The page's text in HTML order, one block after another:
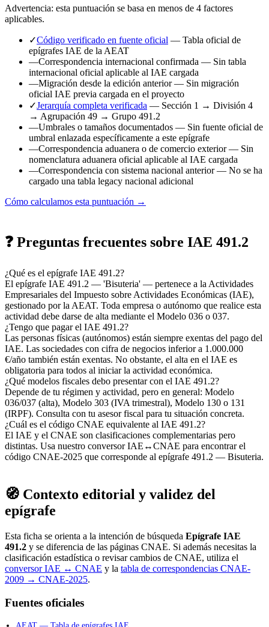
Advertencia: esta puntuación se basa en menos de 4 factores
aplicables.
✓Código verificado en fuente oficial — Tabla oficial de
epígrafes IAE de la AEAT
—Correspondencia internacional confirmada — Sin tabla
internacional oficial aplicable al IAE cargada
—Migración desde la edición anterior— Sin migración
oficial IAE previa cargada en el proyecto
✓Jerarquía completa verificada — Sección 1 → División 4
→ Agrupación 49 → Grupo 491.2
—Umbrales o tamaños documentados — Sin fuente oficial de
umbral enlazada específicamente a este epígrafe
—Correspondencia aduanera o de comercio exterior— Sin
nomenclatura aduanera oficial aplicable al IAE cargada
—Correspondencia con sistema nacional anterior— No se ha
cargado una tabla legacy nacional adicional
Cómo calculamos esta puntuación →
❓ Preguntas frecuentes sobre IAE 491.2
¿Qué es el epígrafe IAE 491.2?
El epígrafe IAE 491.2 — 'Bisuteria' — pertenece a la Actividades
Empresariales del Impuesto sobre Actividades Económicas (IAE),
gestionado por la AEAT. Toda empresa o autónomo que realice esta
actividad debe darse de alta mediante el Modelo 036 o 037.
¿Tengo que pagar el IAE 491.2?
Las personas físicas (autónomos) están siempre exentas del pago del
IAE. Las sociedades con cifra de negocios inferior a 1.000.000
€/año también están exentas. No obstante, el alta en el IAE es
obligatoria para todos al iniciar la actividad económica.
¿Qué modelos fiscales debo presentar con el IAE 491.2?
Depende de tu régimen y actividad, pero en general: Modelo
036/037 (alta), Modelo 303 (IVA trimestral), Modelo 130 o 131
(IRPF). Consulta con tu asesor fiscal para tu situación concreta.
¿Cuál es el código CNAE equivalente al IAE 491.2?
El IAE y el CNAE son clasificaciones complementarias pero
distintas. Usa nuestro conversor IAE↔CNAE para encontrar el
código CNAE-2025 que corresponde al epígrafe 491.2 — Bisuteria.
🧭 Contexto editorial y validez del
epígrafe
Esta ficha se orienta a la intención de búsqueda Epígrafe IAE
491.2 y se diferencia de las páginas CNAE. Si además necesitas la
clasificación estadística o revisar cambios de CNAE, utiliza el
conversor IAE ↔ CNAE y la tabla de correspondencias CNAE-
2009 → CNAE-2025.
Fuentes oficiales